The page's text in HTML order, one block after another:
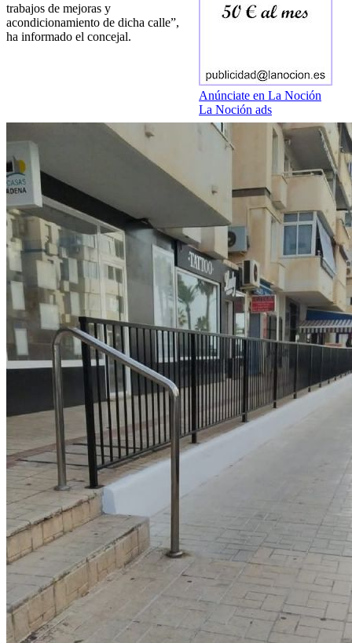
Anúnciate en La Noción
La Noción ads
trabajos de mejoras y
acondicionamiento de dicha calle”,
ha informado el concejal.